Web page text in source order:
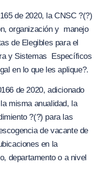
de 2020, la CNSC ?(?)
organización y manejo
de Elegibles para el
y Sistemas Específicos
en lo que les aplique?.
de 2020, adicionado
misma anualidad, la
?(?) para las
de vacante de
en la
departamento o a nivel